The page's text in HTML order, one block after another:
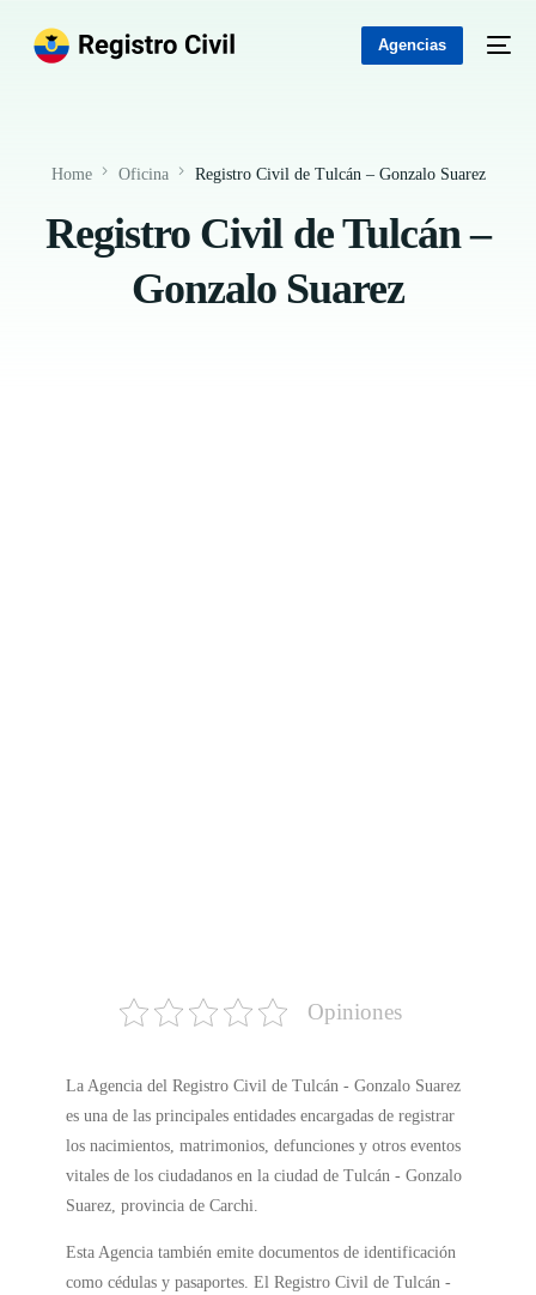
Agencias
Home Oficina Registro Civil de Tulcán – Gonzalo Suarez
Registro Civil de Tulcán –
Gonzalo Suarez
Opiniones
La Agencia del Registro Civil de Tulcán - Gonzalo Suarez
es una de las principales entidades encargadas de registrar
los nacimientos, matrimonios, defunciones y otros eventos
vitales de los ciudadanos en la ciudad de Tulcán - Gonzalo
Suarez, provincia de Carchi.
Esta Agencia también emite documentos de identificación
como cédulas y pasaportes. El Registro Civil de Tulcán -